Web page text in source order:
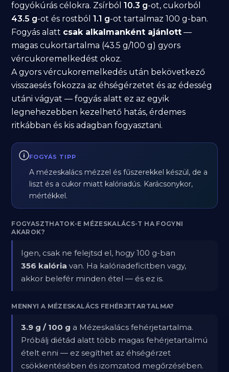
fogyókúrás célokra. Zsírból10.3 g-ot, cukorból
43.5 g-ot és rostból1.1 g-ot tartalmaz 100 g-ban.
Fogyás alatt csak alkalmanként ajánlott —
magas cukortartalma (43.5 g/100 g) gyors
vércukoremelkedést okoz.
A gyors vércukoremelkedés után bekövetkező
visszaesés fokozza az éhségérzetet és az édesség
utáni vágyat — fogyás alatt ez az egyik
legnehezebben kezelhető hatás, érdemes
ritkábban és kis adagban fogyasztani.
FOGYÁS TIPP
A mézeskalács mézzel és fűszerekkel készül, de a
liszt és a cukor miatt kalóriadús. Karácsonykor,
mértékkel.
FOGYASZTHATOK-E MÉZESKALÁCS-T HA FOGYNI
AKAROK?
Igen, csak ne felejtsd el, hogy 100 g-ban
356 kalória van. Ha kalóriadeficitben vagy,
akkor belefér minden étel — és ez is.
MENNYI A MÉZESKALÁCS FEHÉRJETARTALMA?
3.9 g / 100 g a Mézeskalács fehérjetartalma.
Próbálj diétád alatt több magas fehérjetartalmú
ételt enni — ez segíthet az éhségérzet
csökkentésében és izomzatod megőrzésében.